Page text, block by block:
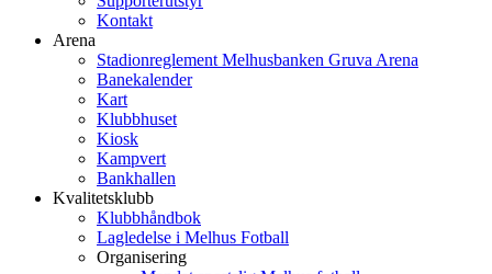
Kontakt
Arena
Stadionreglement Melhusbanken Gruva Arena
Banekalender
Kart
Klubbhuset
Kiosk
Kampvert
Bankhallen
Kvalitetsklubb
Klubbhåndbok
Lagledelse i Melhus Fotball
Organisering